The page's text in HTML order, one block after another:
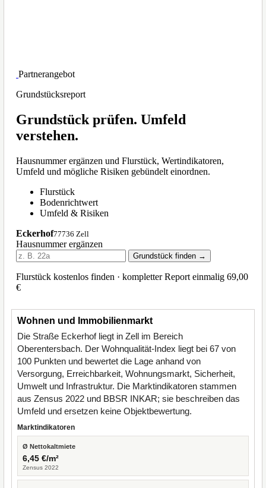
Wohnen und Immobilienmarkt
Die Straße Eckerhof liegt in Zell im Bereich
Oberentersbach. Der Wohnqualität-Index liegt bei 67 von
100 Punkten und bewertet die Lage anhand von
Versorgung, Erreichbarkeit, Wohnungsmarkt, Sicherheit,
Umwelt und Infrastruktur. Die Marktindikatoren stammen
aus Zensus 2022 und BBSR INKAR; sie beschreiben das
Umfeld und ersetzen keine Objektbewertung.
Marktindikatoren
Ø Nettokaltmiete
6,45 €/m²
Zensus 2022